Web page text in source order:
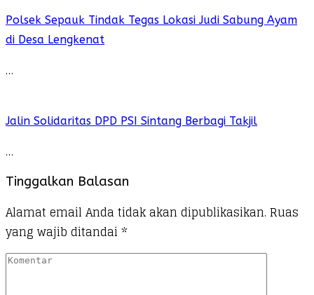
Polsek Sepauk Tindak Tegas Lokasi Judi Sabung Ayam
di Desa Lengkenat
…
Jalin Solidaritas DPD PSI Sintang Berbagi Takjil
…
Tinggalkan Balasan
Alamat email Anda tidak akan dipublikasikan. Ruas
yang wajib ditandai *